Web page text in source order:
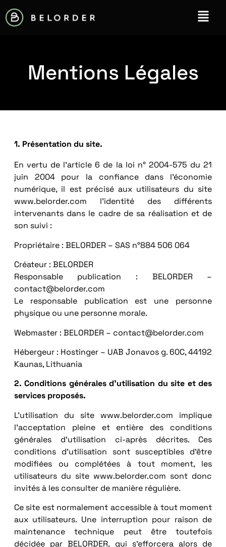
Mentions Légales
1. Présentation du site.
En vertu de l’article 6 de la loi n° 2004-575 du 21
juin 2004 pour la confiance dans l’économie
numérique, il est précisé aux utilisateurs du site
www.belorder.com l’identité des différents
intervenants dans le cadre de sa réalisation et de
son suivi :
Propriétaire : BELORDER – SAS n°884 506 064
Créateur : BELORDER
Responsable publication : BELORDER –
contact@belorder.com
Le responsable publication est une personne
physique ou une personne morale.
Webmaster : BELORDER – contact@belorder.com
Hébergeur : Hostinger – UAB Jonavos g. 60C, 44192
Kaunas, Lithuania
2. Conditions générales d’utilisation du site et des
services proposés.
L’utilisation du site www.belorder.com implique
l’acceptation pleine et entière des conditions
générales d’utilisation ci-après décrites. Ces
conditions d’utilisation sont susceptibles d’être
modifiées ou complétées à tout moment, les
utilisateurs du site www.belorder.com sont donc
invités à les consulter de manière régulière.
Ce site est normalement accessible à tout moment
aux utilisateurs. Une interruption pour raison de
maintenance technique peut être toutefois
décidée par BELORDER, qui s’efforcera alors de